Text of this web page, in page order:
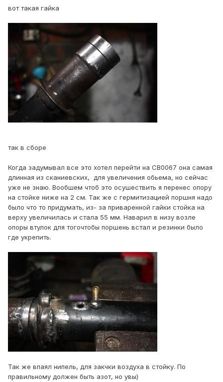
вот такая гайка
так в сборе
Когда задумывал все это хотел перейти на СВ0067 она самая
длинная из сканиевских, для увеличения обьема, но сейчас
уже не знаю. Вообшем чтоб это осушествить я перенес опору
на стойке ниже на 2 см. Так же с гермитизацией поршня надо
было что то придумать, из- за приваренной гайки стойка на
верху увеличилась и стала 55 мм. Наварил в низу возле
опоры втулок для тогочтобы поршень встал и резинки было
где укрепить.
Так же впаял нипель, для закчки воздуха в стойку. По
правильному должен быть азот, но увы)